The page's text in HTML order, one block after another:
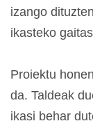
izango
ikasteko
Proiektu
da. Taldeak
ikasi behar